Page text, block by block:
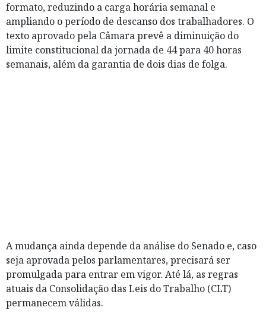
formato, reduzindo a carga horária semanal e
ampliando o período de descanso dos trabalhadores. O
texto aprovado pela Câmara prevê a diminuição do
limite constitucional da jornada de 44 para 40 horas
semanais, além da garantia de dois dias de folga.
A mudança ainda depende da análise do Senado e, caso
seja aprovada pelos parlamentares, precisará ser
promulgada para entrar em vigor. Até lá, as regras
atuais da Consolidação das Leis do Trabalho (CLT)
permanecem válidas.